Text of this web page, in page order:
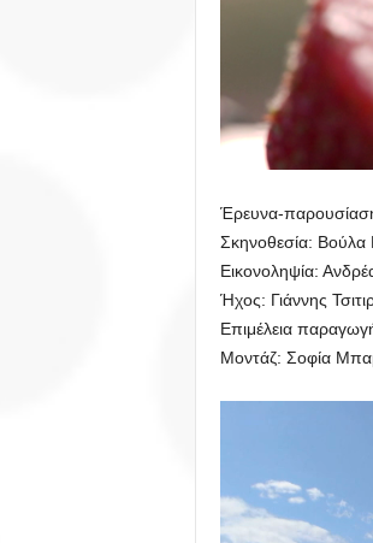
Έρευνα-
Σκηνοθεσία:
Εικονοληψία:
Ήχος: Γιάννης
Επιμέλεια
Μοντάζ: Σοφία